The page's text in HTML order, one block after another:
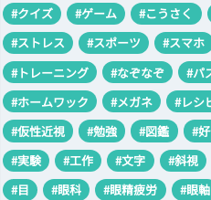
#クイズ
#ゲーム #こうさく
#ストレス
#スポーツ #スマホ
#トレーニング
#なぞなぞ #パ
#ホームワック
#メガネ #レシ
#仮性近視
#勉強 #図鑑 #
#実験
#工作 #文字 #斜視
#目
#眼科 #眼精疲労 #眼軸